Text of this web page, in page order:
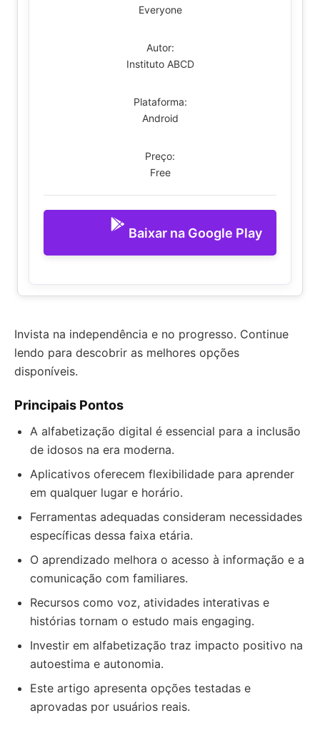
Everyone
Autor:
Instituto ABCD
Plataforma:
Android
Preço:
Free
Baixar na Google Play
Invista na independência e no progresso. Continue
lendo para descobrir as melhores opções
disponíveis.
Principais Pontos
A alfabetização digital é essencial para a inclusão
de idosos na era moderna.
Aplicativos oferecem flexibilidade para aprender
em qualquer lugar e horário.
Ferramentas adequadas consideram necessidades
específicas dessa faixa etária.
O aprendizado melhora o acesso à informação e a
comunicação com familiares.
Recursos como voz, atividades interativas e
histórias tornam o estudo mais engaging.
Investir em alfabetização traz impacto positivo na
autoestima e autonomia.
Este artigo apresenta opções testadas e
aprovadas por usuários reais.